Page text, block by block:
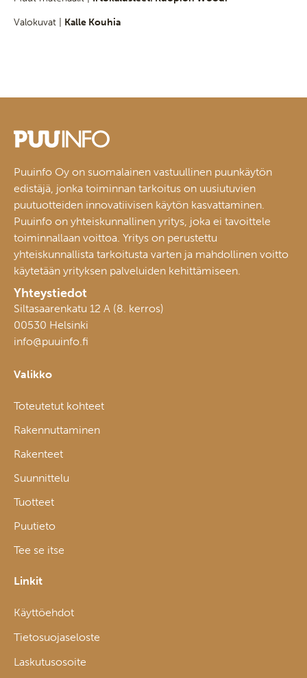
Valokuvat | Kalle Kouhia
Puuinfo Oy on suomalainen vastuullinen puunkäytön
edistäjä, jonka toiminnan tarkoitus on uusiutuvien
puutuotteiden innovatiivisen käytön kasvattaminen.
Puuinfo on yhteiskunnallinen yritys, joka ei tavoittele
toiminnallaan voittoa. Yritys on perustettu
yhteiskunnallista tarkoitusta varten ja mahdollinen voitto
käytetään yrityksen palveluiden kehittämiseen.
Yhteystiedot
Siltasaarenkatu 12 A (8. kerros)
00530 Helsinki
info@puuinfo.fi
Valikko
Toteutetut kohteet
Rakennuttaminen
Rakenteet
Suunnittelu
Tuotteet
Puutieto
Tee se itse
Linkit
Käyttöehdot
Tietosuojaseloste
Laskutusosoite